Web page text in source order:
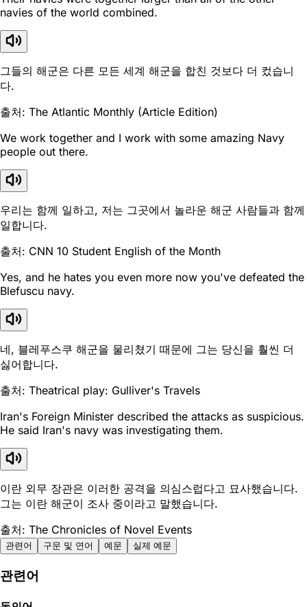
navies of the world combined.
그들의 해군은 다른 모든 세계 해군을 합친 것보다 더 컸습니
다.
출처: The Atlantic Monthly (Article Edition)
We work together and I work with some amazing Navy
people out there.
우리는 함께 일하고, 저는 그곳에서 놀라운 해군 사람들과 함께
일합니다.
출처: CNN 10 Student English of the Month
Yes, and he hates you even more now you've defeated the
Blefuscu navy.
네, 블레푸스쿠 해군을 물리쳤기 때문에 그는 당신을 훨씬 더
싫어합니다.
출처: Theatrical play: Gulliver's Travels
Iran's Foreign Minister described the attacks as suspicious.
He said Iran's navy was investigating them.
이란 외무 장관은 이러한 공격을 의심스럽다고 묘사했습니다.
그는 이란 해군이 조사 중이라고 말했습니다.
출처: The Chronicles of Novel Events
관련어 구문 및 연어 예문 실제 예문
관련어